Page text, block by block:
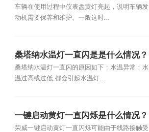
车辆在使用过程中仪表盘黄灯亮起，说明车辆发
动机需要保养和维护。一般这时...
桑塔纳水温灯一直闪是是什么情况？
桑塔纳水温灯一直闪的原因如下：水温异常：水
温过高或过低,都会引起水温灯...
一键启动黄灯一直闪烁是什么情况？
荣威一键启动黄灯一直闪烁可能由于线路接触受